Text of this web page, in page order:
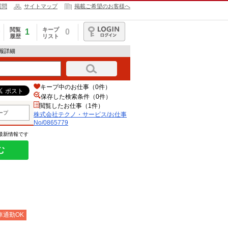
問 サイトマップ 掲載ご希望のお客様へ
閲覧
履歴
1
キープ
リスト
0
ログイン
詳細
プ
新情報です
通勤OK
キープ中のお仕事（0件）
保存した検索条件（0件）
閲覧したお仕事（1件）
株式会社テクノ・サービス/お仕事
No/0865779